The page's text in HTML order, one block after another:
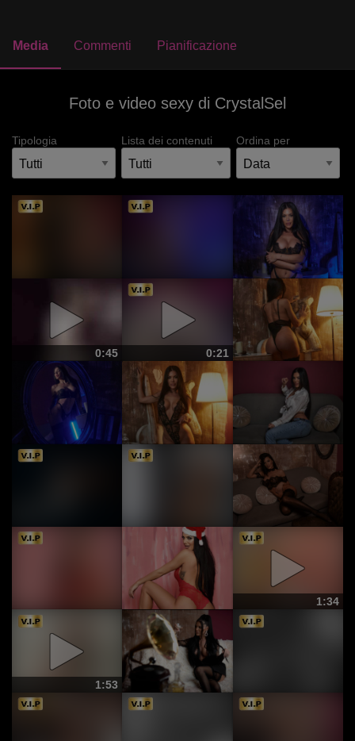
Media Commenti Pianificazione
Foto e video sexy di CrystalSel
Tipologia Lista dei contenuti Ordina per
0:45 0:21
1:34
1:53